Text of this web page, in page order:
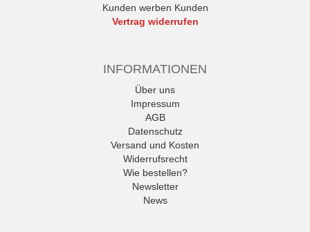
Kunden werben Kunden
Vertrag widerrufen
INFORMATIONEN
Über uns
Impressum
AGB
Datenschutz
Versand und Kosten
Widerrufsrecht
Wie bestellen?
Newsletter
News